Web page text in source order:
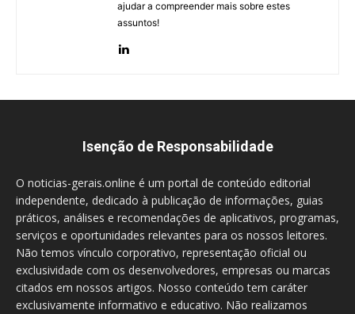
ajudar a compreender mais sobre estes
assuntos!
Isenção de Responsabilidade
O noticias-gerais.online é um portal de conteúdo editorial
independente, dedicado à publicação de informações, guias
práticos, análises e recomendações de aplicativos, programas,
serviços e oportunidades relevantes para os nossos leitores.
Não temos vínculo corporativo, representação oficial ou
exclusividade com os desenvolvedores, empresas ou marcas
citados em nossos artigos. Nosso conteúdo tem caráter
exclusivamente informativo e educativo. Não realizamos